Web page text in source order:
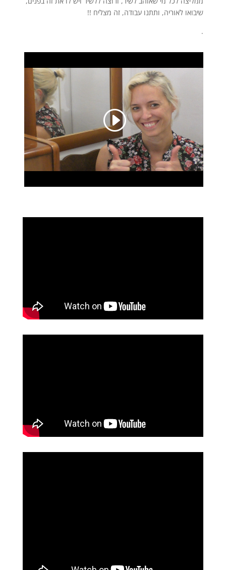
שיבואו לאוריה, ותתנו עבודה, זה מצליח !!
.